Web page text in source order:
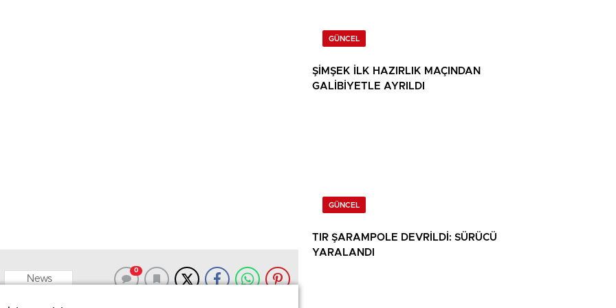
News
0
GÜNCEL
ŞİMŞEK İLK HAZIRLIK MAÇINDAN
GALİBİYETLE AYRILDI
GÜNCEL
TIR ŞARAMPOLE DEVRİLDİ: SÜRÜCÜ
YARALANDI